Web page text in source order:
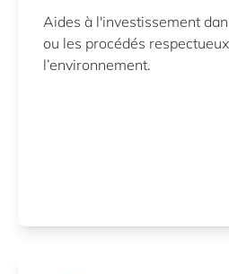
Aides à l'investissement
ou les procédés
l’environnement.